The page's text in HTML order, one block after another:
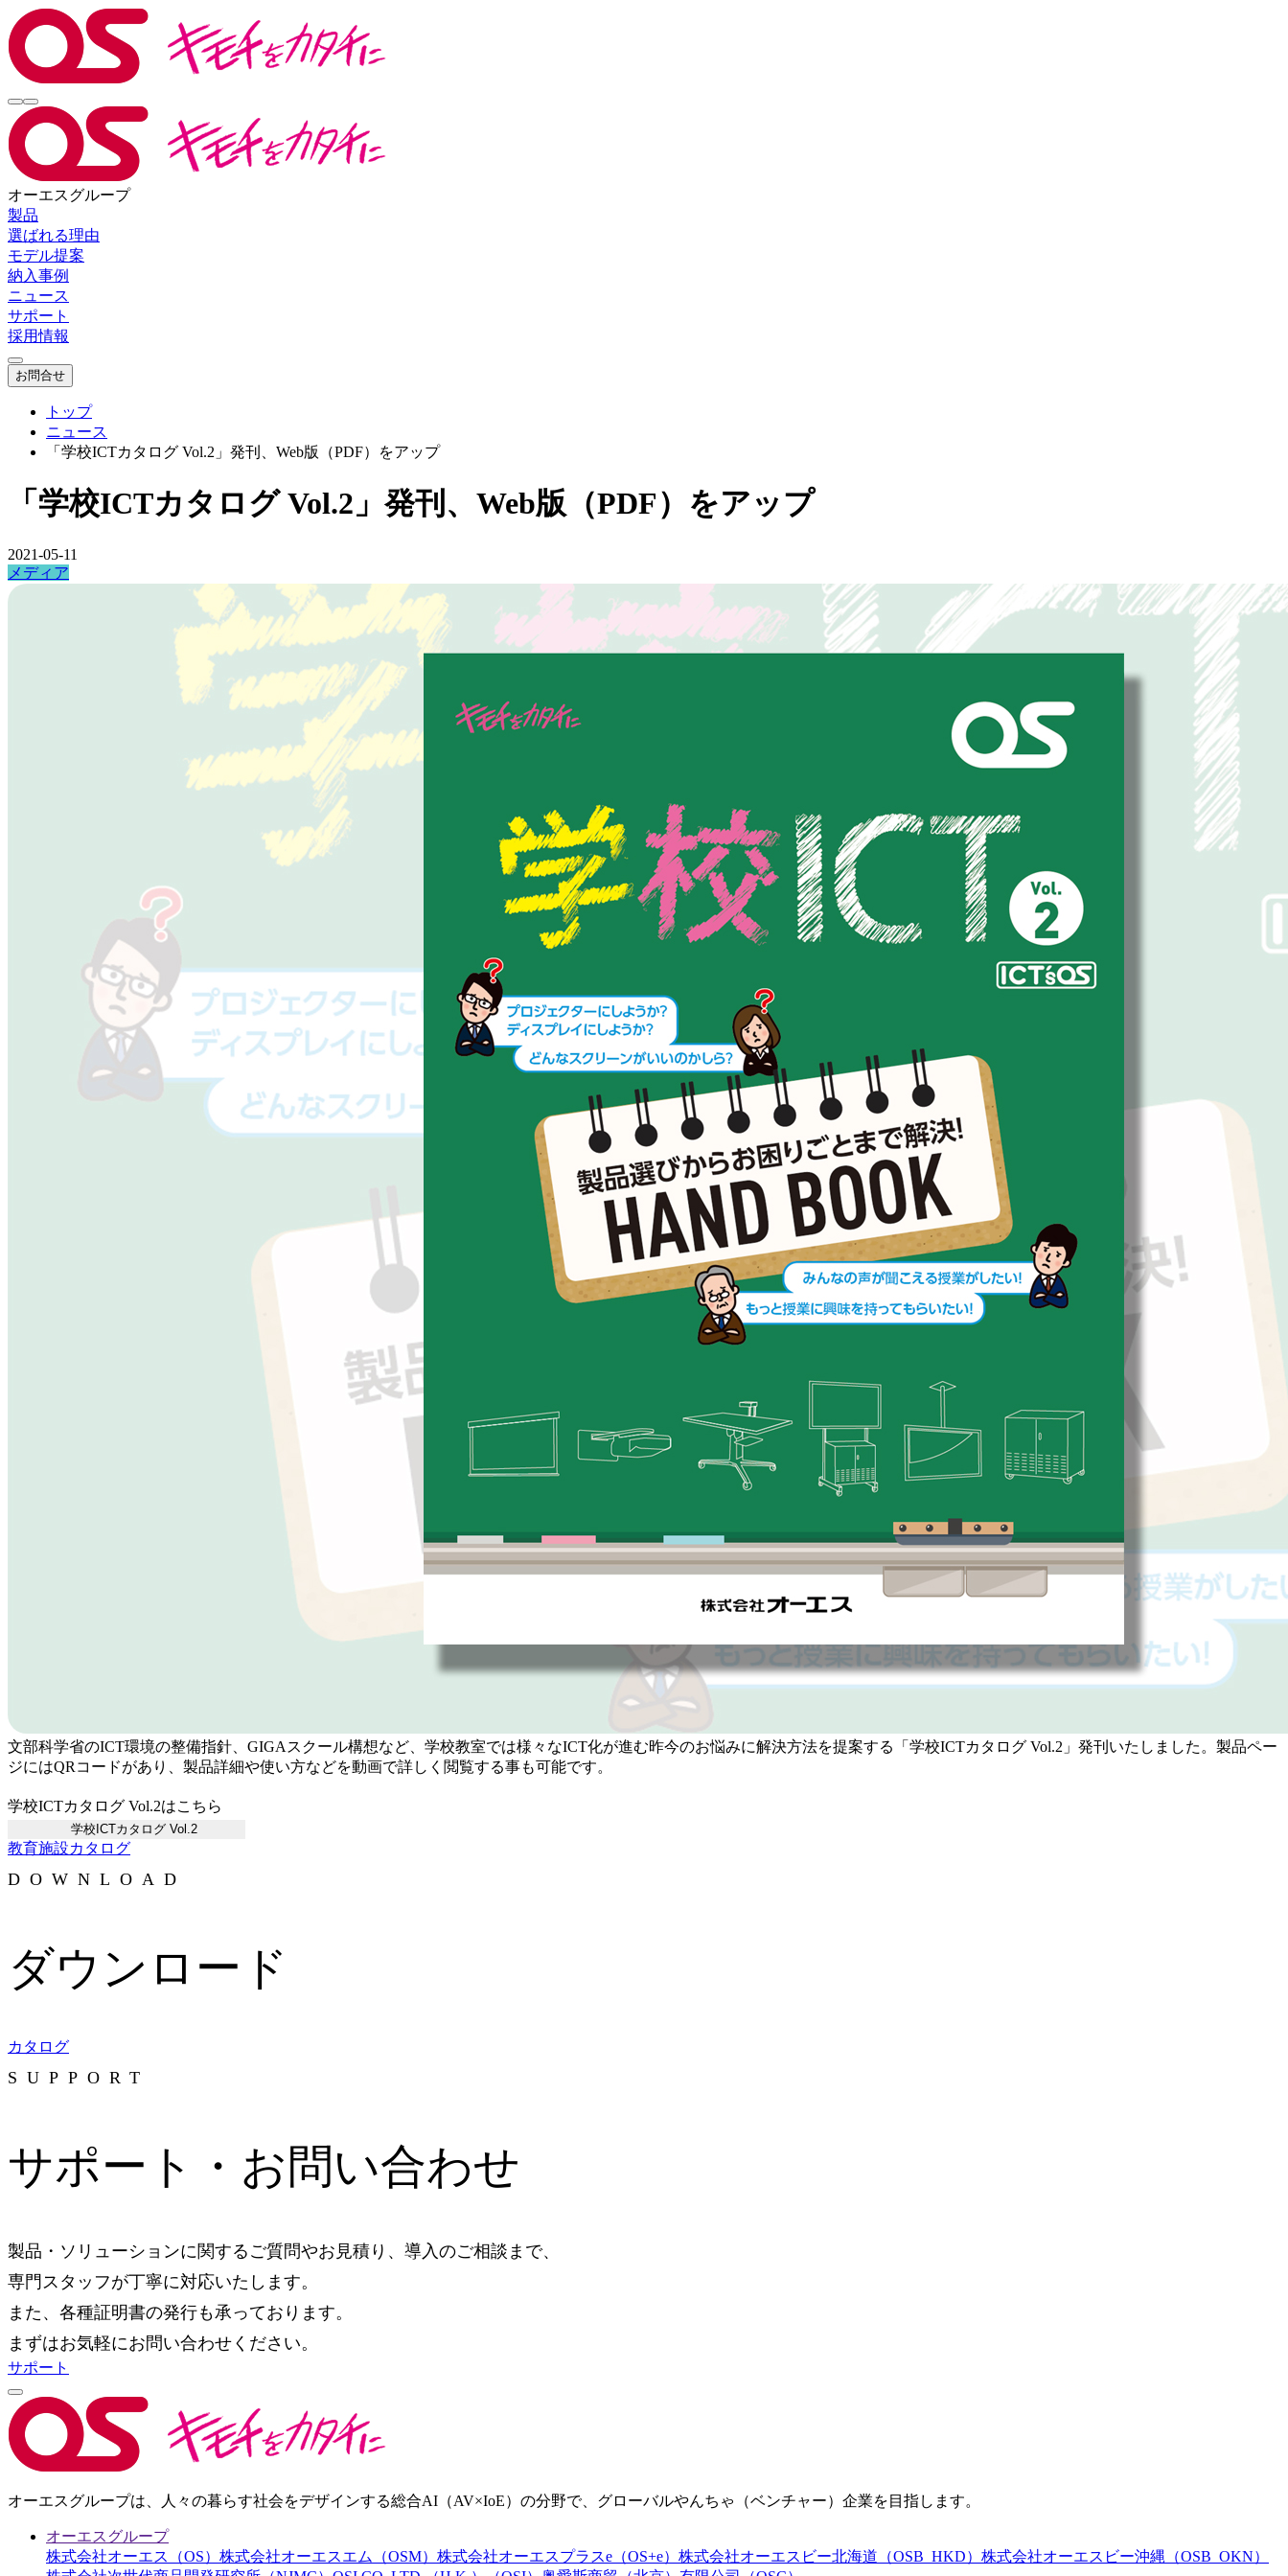
オーエスグループ
製品
選ばれる理由
モデル提案
納入事例
ニュース
サポート
採用情報
お問合せ
トップ
ニュース
「学校ICTカタログ Vol.2」発刊、Web版（PDF）をアップ
「学校ICTカタログ Vol.2」発刊、Web版（PDF）をアップ
2021-05-11
メディア
文部科学省のICT環境の整備指針、GIGAスクール構想など、学校教室では様々なICT化が進む昨今のお悩みに解決方法を提案する「学校ICTカタログ Vol.2」発刊いたしました。製品ペー
ジにはQRコードがあり、製品詳細や使い方などを動画で詳しく閲覧する事も可能です。
学校ICTカタログ Vol.2はこちら
学校ICTカタログ Vol.2
教育施設カタログ
DOWNLOAD
ダウンロード
カタログ
SUPPORT
サポート・お問い合わせ
製品・ソリューションに関するご質問やお見積り、導入のご相談まで、
専門スタッフが丁寧に対応いたします。
また、各種証明書の発行も承っております。
まずはお気軽にお問い合わせください。
サポート
オーエスグループは、人々の暮らす社会をデザインする総合AI（AV×IoE）の分野で、グローバルやんちゃ（ベンチャー）企業を目指します。
オーエスグループ
株式会社オーエス（OS） 株式会社オーエスエム（OSM） 株式会社オーエスプラスe（OS+e） 株式会社オーエスビー北海道（OSB_HKD） 株式会社オーエスビー沖縄（OSB_OKN）